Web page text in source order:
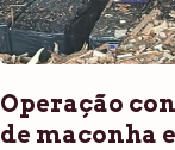
Operação
de maconha